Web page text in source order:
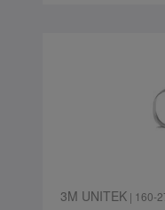
3M UNITEK| 160-